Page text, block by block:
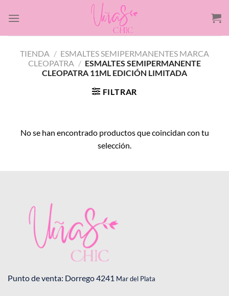
TIENDA / ESMALTES SEMIPERMANENTES MARCA
CLEOPATRA / ESMALTES SEMIPERMANENTE
CLEOPATRA 11ML EDICIÓN LIMITADA
FILTRAR
No se han encontrado productos que coincidan con tu
selección.
Punto de venta: Dorrego 4241 Mar del Plata